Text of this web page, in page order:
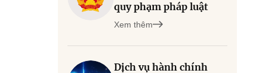
quy phạm pháp luật
Xem thêm
Dịch vụ hành chính